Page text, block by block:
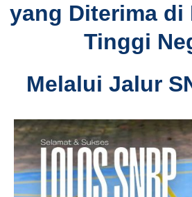
yang Diterima di
Tinggi
Melalui Jalur